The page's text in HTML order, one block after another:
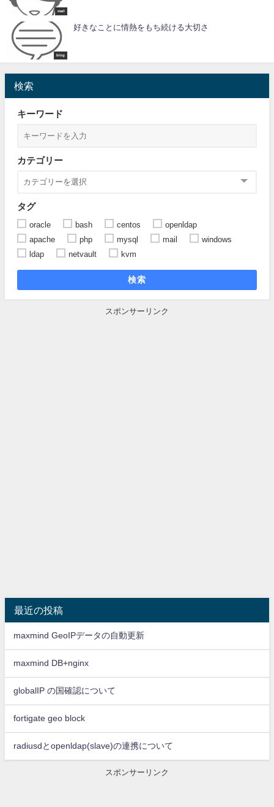
mail
blog
好きなことに情熱をもち続ける大切さ
検索
キーワード
カテゴリー
タグ
oracle bash centos
openldap
apache
php mysql mail
windows
ldap
netvault kvm
検索
スポンサーリンク
最近の投稿
maxmind GeoIPデータの自動更新
maxmind DB+nginx
globalIP の国確認について
fortigate geo block
radiusdとopenldap(slave)の連携について
スポンサーリンク